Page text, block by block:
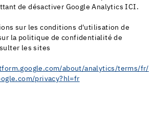
de désactiver Google Analytics ICI.
sur les conditions d'utilisation de
la politique de confidentialité de
les sites
about/analytics/terms/fr/
privacy?hl=fr